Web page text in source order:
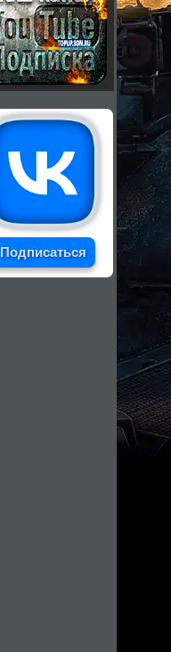
Подписаться